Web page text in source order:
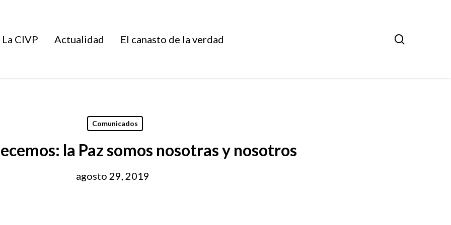
La CIVP Actualidad El canasto de la verdad
Comunicados
la Paz somos nosotras y nosotros
agosto 29, 2019